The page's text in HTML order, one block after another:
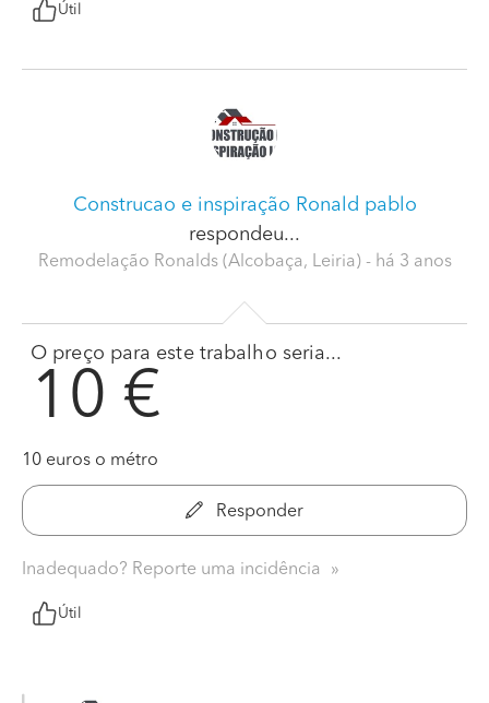
Útil
Construcao e inspiração Ronald pablo
respondeu...
Remodelação Ronalds (Alcobaça, Leiria) - há 3 anos
O preço para este trabalho seria...
10 €
10 euros o métro
Responder
Inadequado? Reporte uma incidência
Útil